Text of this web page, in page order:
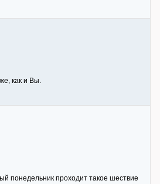
как и Вы.
понедельник проходит такое шествие